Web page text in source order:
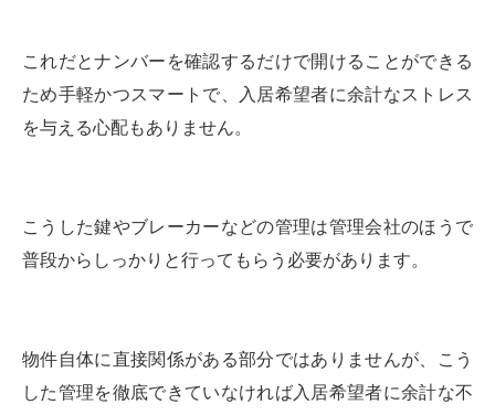
これだとナンバーを確認するだけで開けることができる
ため手軽かつスマートで、入居希望者に余計なストレス
を与える心配もありません。
こうした鍵やブレーカーなどの管理は管理会社のほうで
普段からしっかりと行ってもらう必要があります。
物件自体に直接関係がある部分ではありませんが、こう
した管理を徹底できていなければ入居希望者に余計な不